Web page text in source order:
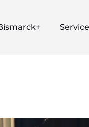
Service